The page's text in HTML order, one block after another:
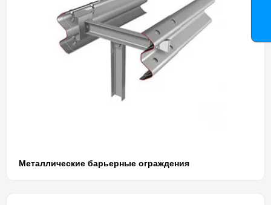
Металлические барьерные ограждения